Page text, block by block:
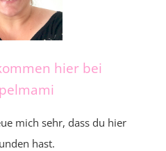
hier bei
mich sehr, dass du hier
hast.